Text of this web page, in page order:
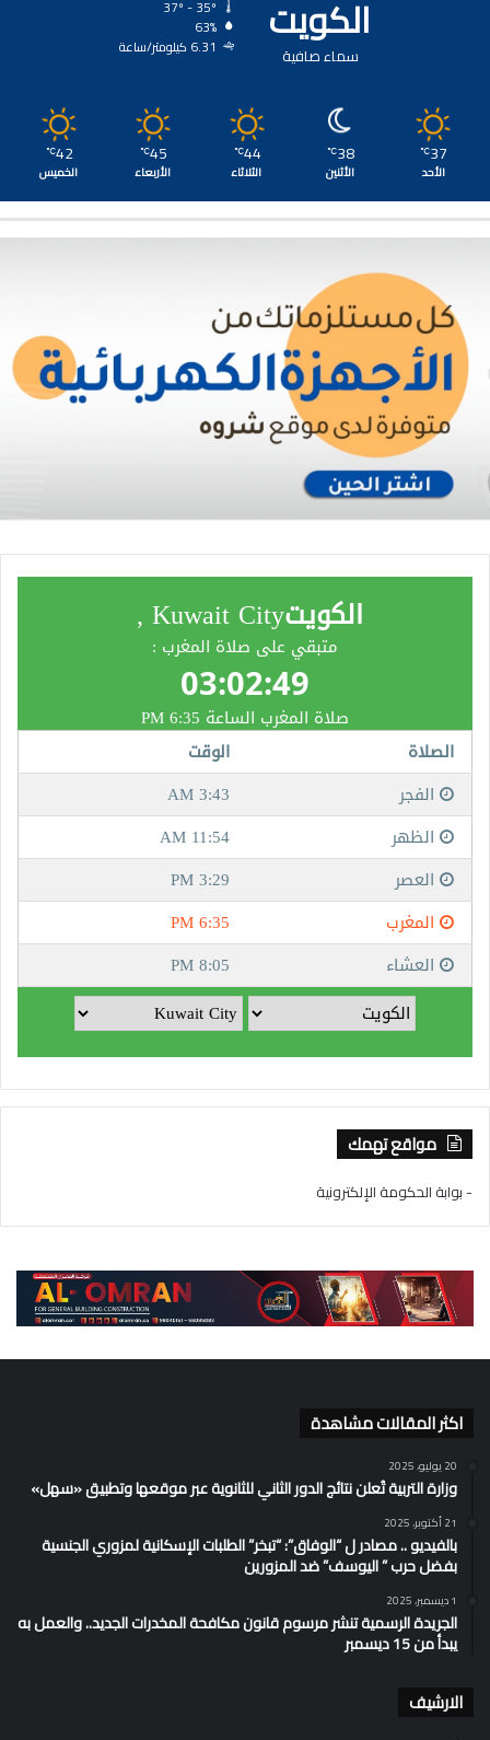
الكويت
سماء صافية
63%
6.31 كيلومتر/ساعة
37
℃
الأحد
38
℃
الأثنين
44
℃
الثلاثاء
45
℃
الأربعاء
42
℃
الخميس
مواقع تهمك
- بوابة الحكومة الإلكترونية
اكثر المقالات مشاهدة
20 يوليو، 2025
وزارة التربية تُعلن نتائج الدور الثاني للثانوية عبر موقعها وتطبيق «سهل»
21 أكتوبر، 2025
بالفيديو .. مصادر ل “الوفاق”: “تبخر” الطلبات الإسكانية لمزوري الجنسية
بفضل حرب ” اليوسف” ضد المزورين
1 ديسمبر، 2025
الجريدة الرسمية تنشر مرسوم قانون مكافحة المخدرات الجديد.. والعمل به
يبدأ من 15 ديسمبر
الارشيف